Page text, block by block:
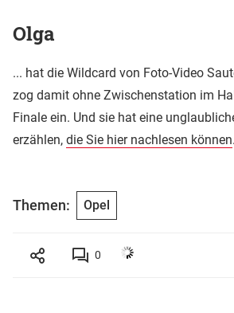
Olga
... hat die Wildcard von Foto-Video
zog damit ohne Zwischenstation im
Finale ein. Und sie hat eine
erzählen, die Sie hier nachlesen können.
Themen: Opel
0